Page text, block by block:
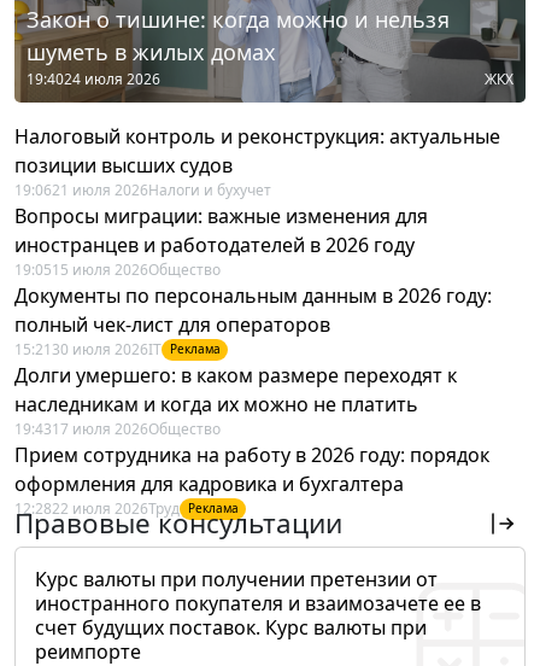
Закон о тишине: когда можно и нельзя
шуметь в жилых домах
19:4024 июля 2026 ЖКХ
Налоговый контроль и реконструкция: актуальные
позиции высших судов
19:0621 июля 2026Налоги и бухучет
Вопросы миграции: важные изменения для
иностранцев и работодателей в 2026 году
19:0515 июля 2026Общество
Документы по персональным данным в 2026 году:
полный чек-лист для операторов
15:21 30 июля 2026IT Реклама
Долги умершего: в каком размере переходят к
наследникам и когда их можно не платить
19:4317 июля 2026Общество
Прием сотрудника на работу в 2026 году: порядок
оформления для кадровика и бухгалтера
12:2822 июля 2026Труд Реклама
Правовые консультации
Курс валюты при получении претензии от
иностранного покупателя и взаимозачете ее в
счет будущих поставок. Курс валюты при
реимпорте